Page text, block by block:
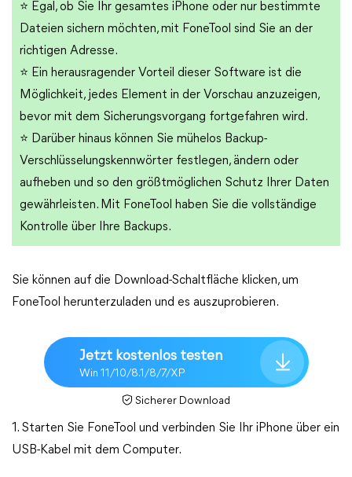
⭐ Egal, ob Sie Ihr gesamtes iPhone oder nur bestimmte
Dateien sichern möchten, mit FoneTool sind Sie an der
richtigen Adresse.
⭐ Ein herausragender Vorteil dieser Software ist die
Möglichkeit, jedes Element in der Vorschau anzuzeigen,
bevor mit dem Sicherungsvorgang fortgefahren wird.
⭐ Darüber hinaus können Sie mühelos Backup-
Verschlüsselungskennwörter festlegen, ändern oder
aufheben und so den größtmöglichen Schutz Ihrer Daten
gewährleisten. Mit FoneTool haben Sie die vollständige
Kontrolle über Ihre Backups.
Sie können auf die Download-Schaltfläche klicken, um
FoneTool herunterzuladen und es auszuprobieren.
Jetzt kostenlos testen
Win 11/10/8.1/8/7/XP
Sicherer Download
1. Starten Sie FoneTool und verbinden Sie Ihr iPhone über ein
USB-Kabel mit dem Computer.